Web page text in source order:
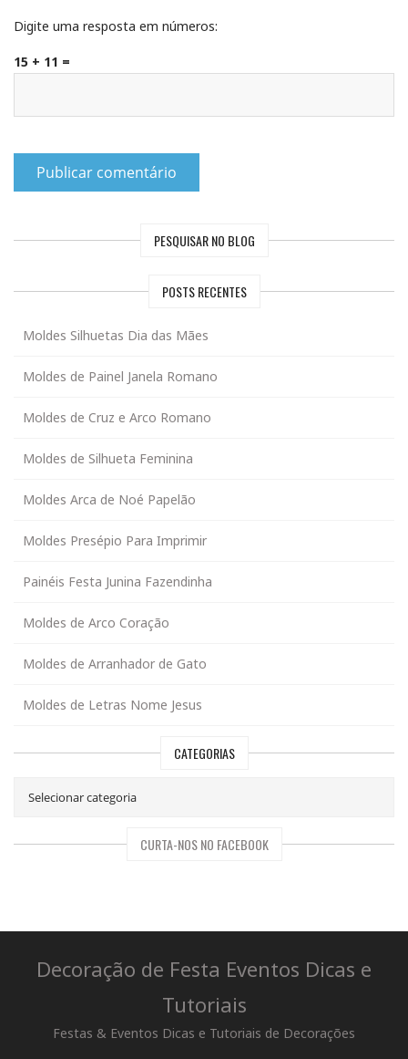
Digite uma resposta em números:
15 + 11 =
PESQUISAR NO BLOG
POSTS RECENTES
Moldes Silhuetas Dia das Mães
Moldes de Painel Janela Romano
Moldes de Cruz e Arco Romano
Moldes de Silhueta Feminina
Moldes Arca de Noé Papelão
Moldes Presépio Para Imprimir
Painéis Festa Junina Fazendinha
Moldes de Arco Coração
Moldes de Arranhador de Gato
Moldes de Letras Nome Jesus
CATEGORIAS
CURTA-NOS NO FACEBOOK
Decoração de Festa Eventos Dicas e
Tutoriais
Festas & Eventos Dicas e Tutoriais de Decorações